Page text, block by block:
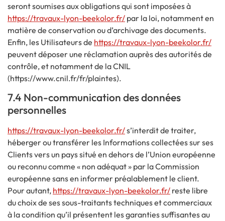
seront soumises aux obligations qui sont imposées à
https://travaux-lyon-beekolor.fr/ par la loi, notamment en
matière de conservation ou d’archivage des documents.
Enfin, les Utilisateurs de https://travaux-lyon-beekolor.fr/
peuvent déposer une réclamation auprès des autorités de
contrôle, et notamment de la CNIL
(https://www.cnil.fr/fr/plaintes).
7.4 Non-communication des données
personnelles
https://travaux-lyon-beekolor.fr/s’interdit de traiter,
héberger ou transférer les Informations collectées sur ses
Clients vers un pays situé en dehors de l’Union européenne
ou reconnu comme « non adéquat » par la Commission
européenne sans en informer préalablement le client.
Pour autant, https://travaux-lyon-beekolor.fr/ reste libre
du choix de ses sous-traitants techniques et commerciaux
à la condition qu’il présentent les garanties suffisantes au